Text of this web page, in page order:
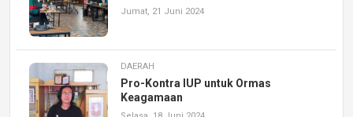
Jumat, 21 Juni 2024
DAERAH
Pro-Kontra IUP untuk Ormas
Keagamaan